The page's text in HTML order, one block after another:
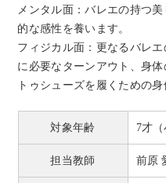
メンタル面：バレエの持つ
的な感性を養います。
フィジカル面：更なるバレ
に必要なターンアウト、身体
トゥシューズを履くための身
対象年齢 7才（
担当教師 前原